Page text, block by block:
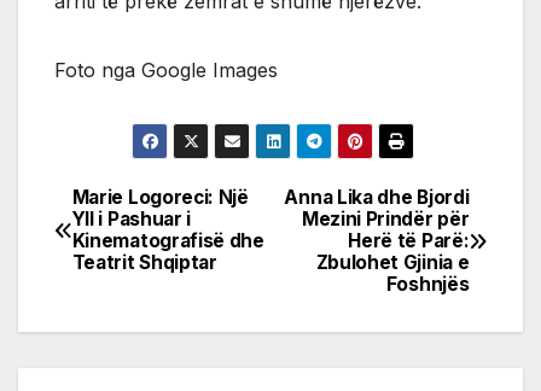
Foto nga Google Images
Post
navigation
Anna Lika dhe Bjordi
Mezini Prindër për
Herë të Parë:
Zbulohet Gjinia e
Foshnjës
Marie Logoreci: Një
Yll i Pashuar i
Kinematografisë dhe
Teatrit Shqiptar